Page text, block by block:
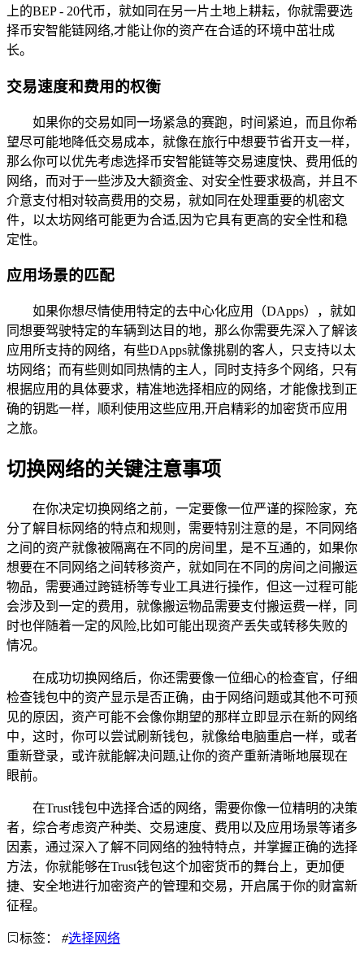
上的BEP - 20代币，就如同在另一片土地上耕耘，你就需要选
择币安智能链网络,才能让你的资产在合适的环境中茁壮成
长。
交易速度和费用的权衡
如果你的交易如同一场紧急的赛跑，时间紧迫，而且你希
望尽可能地降低交易成本，就像在旅行中想要节省开支一样，
那么你可以优先考虑选择币安智能链等交易速度快、费用低的
网络，而对于一些涉及大额资金、对安全性要求极高，并且不
介意支付相对较高费用的交易，就如同在处理重要的机密文
件，以太坊网络可能更为合适,因为它具有更高的安全性和稳
定性。
应用场景的匹配
如果你想尽情使用特定的去中心化应用（DApps），就如
同想要驾驶特定的车辆到达目的地，那么你需要先深入了解该
应用所支持的网络，有些DApps就像挑剔的客人，只支持以太
坊网络；而有些则如同热情的主人，同时支持多个网络，只有
根据应用的具体要求，精准地选择相应的网络，才能像找到正
确的钥匙一样，顺利使用这些应用,开启精彩的加密货币应用
之旅。
切换网络的关键注意事项
在你决定切换网络之前，一定要像一位严谨的探险家，充
分了解目标网络的特点和规则，需要特别注意的是，不同网络
之间的资产就像被隔离在不同的房间里，是不互通的，如果你
想要在不同网络之间转移资产，就如同在不同的房间之间搬运
物品，需要通过跨链桥等专业工具进行操作，但这一过程可能
会涉及到一定的费用，就像搬运物品需要支付搬运费一样，同
时也伴随着一定的风险,比如可能出现资产丢失或转移失败的
情况。
在成功切换网络后，你还需要像一位细心的检查官，仔细
检查钱包中的资产显示是否正确，由于网络问题或其他不可预
见的原因，资产可能不会像你期望的那样立即显示在新的网络
中，这时，你可以尝试刷新钱包，就像给电脑重启一样，或者
重新登录，或许就能解决问题,让你的资产重新清晰地展现在
眼前。
在Trust钱包中选择合适的网络，需要你像一位精明的决策
者，综合考虑资产种类、交易速度、费用以及应用场景等诸多
因素，通过深入了解不同网络的独特特点，并掌握正确的选择
方法，你就能够在Trust钱包这个加密货币的舞台上，更加便
捷、安全地进行加密资产的管理和交易，开启属于你的财富新
征程。
标签： #选择网络